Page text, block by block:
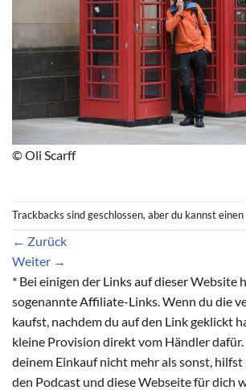
© Oli Scarff
Trackbacks sind geschlossen, aber du kannst einen
← Zurück
Weiter →
* Bei einigen der Links auf dieser Website
sogenannte Affiliate-Links. Wenn du die
kaufst, nachdem du auf den Link geklickt
kleine Provision direkt vom Händler dafür.
deinem Einkauf nicht mehr als sonst, hilfst
den Podcast und diese Webseite für dich